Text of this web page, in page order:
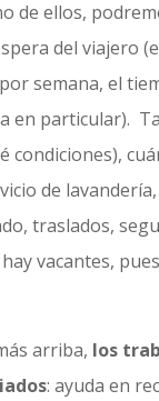
de ellos,
del viajero
semana, el
en particular).
condiciones),
de
traslados,
vacantes,
arriba, los
: ayuda en